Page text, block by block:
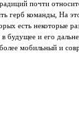
почти
герб команды, На
есть некоторые
и его
мобильный и